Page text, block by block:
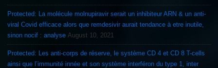
Protected: La molécule molnupiravir serait un inhibiteur ARN & un anti-
viral Covid efficace alors que remdesivir aurait tendance à etre inutile,
sinon nocif : analyse August 10, 2021
Protected: Les anti-corps de réserve, le système CD 4 et CD 8 T-cells
ainsi que l’immunité innée et son système interféron du type 1, inter